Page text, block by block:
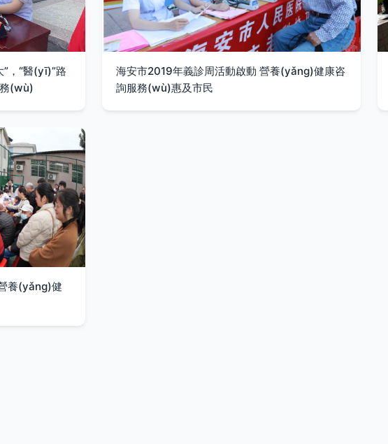
，“醫(yī)”路
(wù)
海安市2019年義診周活動啟動 營養(yǎng)健康咨
詢服務(wù)惠及市民
養(yǎng)健